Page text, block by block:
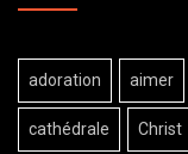
adoration aimer
cathédrale Christ